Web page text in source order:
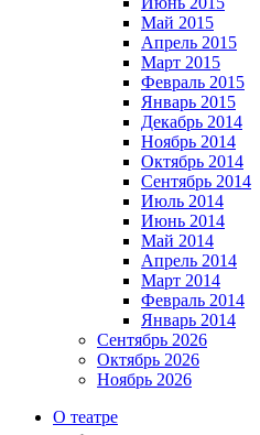
Май 2015
Апрель 2015
Март 2015
Февраль 2015
Январь 2015
Декабрь 2014
Ноябрь 2014
Октябрь 2014
Сентябрь 2014
Июль 2014
Июнь 2014
Май 2014
Апрель 2014
Март 2014
Февраль 2014
Январь 2014
Сентябрь 2026
Октябрь 2026
Ноябрь 2026
О театре